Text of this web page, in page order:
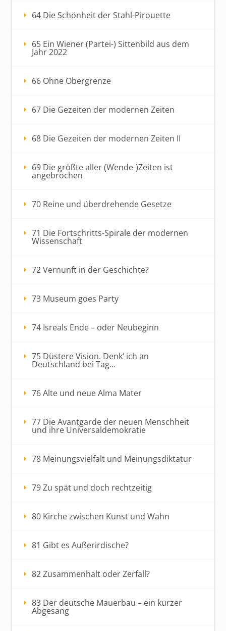
64 Die Schönheit der Stahl-Pirouette
65 Ein Wiener (Partei-) Sittenbild aus dem
Jahr 2022
66 Ohne Obergrenze
67 Die Gezeiten der modernen Zeiten
68 Die Gezeiten der modernen Zeiten II
69 Die größte aller (Wende-)Zeiten ist
angebrochen
70 Reine und überdrehende Gesetze
71 Die Fortschritts-Spirale der modernen
Wissenschaft
72 Vernunft in der Geschichte?
73 Museum goes Party
74 Isreals Ende – oder Neubeginn
75 Düstere Vision. Denk‘ ich an
Deutschland bei Tag…
76 Alte und neue Alma Mater
77 Die Avantgarde der neuen Menschheit
und ihre Universaldemokratie
78 Meinungsvielfalt und Meinungsdiktatur
79 Zu spät und doch rechtzeitig
80 Kirche zwischen Kunst und Wahn
81 Gibt es Außerirdische?
82 Zusammenhalt oder Zerfall?
83 Der deutsche Mauerbau – ein kurzer
Abgesang